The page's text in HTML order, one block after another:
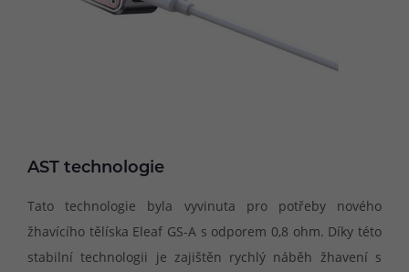
AST technologie
Tato technologie byla vyvinuta pro potřeby nového
žhavícího tělíska Eleaf GS-A s odporem 0,8 ohm. Díky této
stabilní technologii je zajištěn rychlý náběh žhavení s